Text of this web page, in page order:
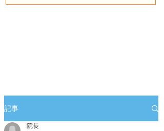
記事
院長